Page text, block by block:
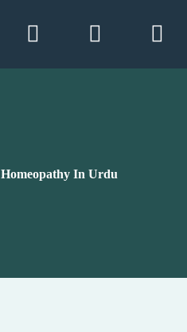
Homeopathy In Urdu